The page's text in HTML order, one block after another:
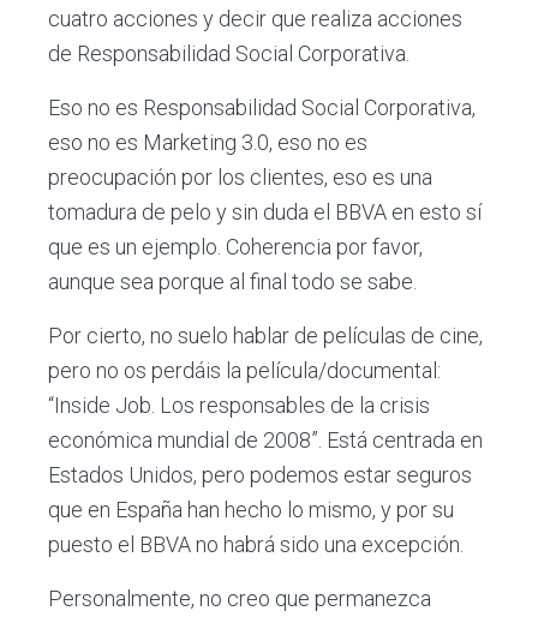
cuatro acciones y decir que realiza acciones
de Responsabilidad Social Corporativa.
Eso no es Responsabilidad Social Corporativa,
eso no es Marketing 3.0, eso no es
preocupación por los clientes, eso es una
tomadura de pelo y sin duda el BBVA en esto sí
que es un ejemplo. Coherencia por favor,
aunque sea porque al final todo se sabe.
Por cierto, no suelo hablar de películas de cine,
pero no os perdáis la película/documental:
“Inside Job. Los responsables de la crisis
económica mundial de 2008”. Está centrada en
Estados Unidos, pero podemos estar seguros
que en España han hecho lo mismo, y por su
puesto el BBVA no habrá sido una excepción.
Personalmente, no creo que permanezca